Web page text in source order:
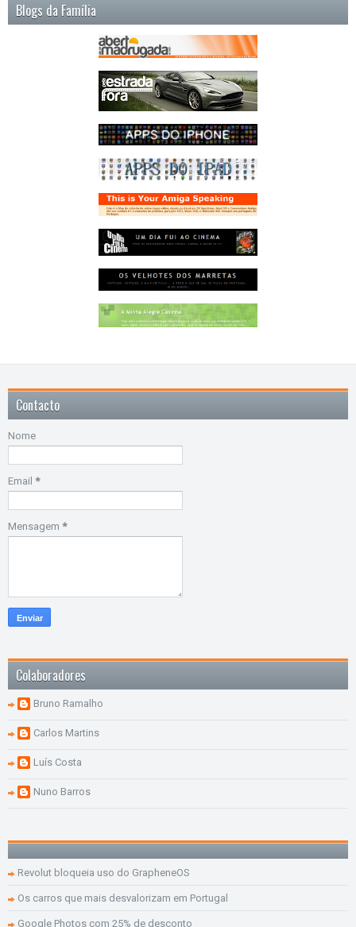
Blogs da Família
Contacto
Nome
Email *
Mensagem *
Colaboradores
Bruno Ramalho
Carlos Martins
Luís Costa
Nuno Barros
Revolut bloqueia uso do GrapheneOS
Os carros que mais desvalorizam em Portugal
Google Photos com 25% de desconto